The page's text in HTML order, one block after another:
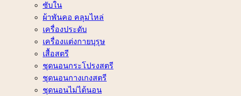
ซับใน
ผ้าพันคอ คลุมไหล่
เครื่องประดับ
เครื่องแต่งกายบุรุษ
เสื้อสตรี
ชุดนอนกระโปรงสตรี
ชุดนอนกางเกงสตรี
ชุดนอนไม่ได้นอน